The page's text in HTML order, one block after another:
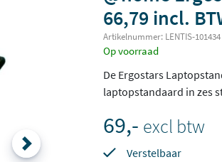
66,79 incl.
Artikelnummer: LENTIS-101434
Op voorraad
De Ergostars
laptopstandaard in zes
69,- excl btw
Verstelbaar